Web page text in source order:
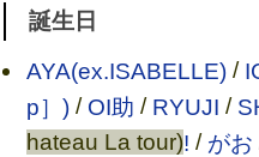
誕生日
AYA(ex.ISABELLE)/
p］)/ OI助 / RYUJI /
hateau La tour)! / がお